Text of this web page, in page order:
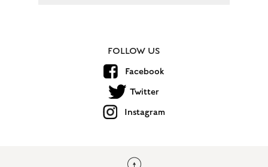
FOLLOW US
Facebook
Twitter
Instagram